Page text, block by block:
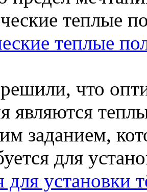
теплые
что
являются
заданием,
для установки